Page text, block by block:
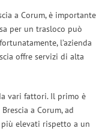
a Corum, è importante
per un trasloco può
l’azienda
offre servizi di alta
vari fattori. Il primo è
a Corum, ad
elevati rispetto a un